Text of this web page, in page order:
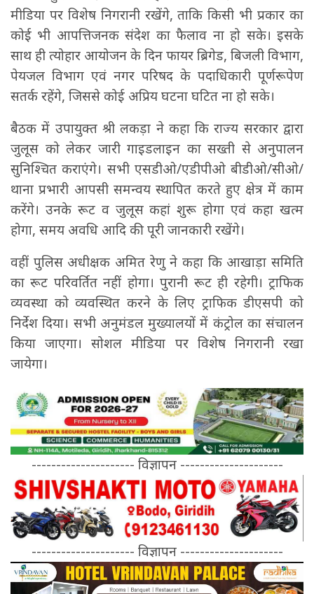
मीडिया पर विशेष निगरानी रखेंगे, ताकि किसी भी प्रकार का
कोई भी आपत्तिजनक संदेश का फैलाव ना हो सके। इसके
साथ ही त्योहार आयोजन के दिन फायर ब्रिगेड, बिजली विभाग,
पेयजल विभाग एवं नगर परिषद के पदाधिकारी पूर्णरूपेण
सतर्क रहेंगे, जिससे कोई अप्रिय घटना घटित ना हो सके।
बैठक में उपायुक्त श्री लकड़ा ने कहा कि राज्य सरकार द्वारा
जुलूस को लेकर जारी गाइडलाइन का सख्ती से अनुपालन
सुनिश्चित कराएंगे। सभी एसडीओ/एडीपीओ बीडीओ/सीओ/
थाना प्रभारी आपसी समन्वय स्थापित करते हुए क्षेत्र में काम
करेंगे। उनके रूट व जुलूस कहां शुरू होगा एवं कहा खत्म
होगा, समय अवधि आदि की पूरी जानकारी रखेंगे।
वहीं पुलिस अधीक्षक अमित रेणु ने कहा कि आखाड़ा समिति
का रूट परिवर्तित नहीं होगा। पुरानी रूट ही रहेगी। ट्राफिक
व्यवस्था को व्यवस्थित करने के लिए ट्राफिक डीएसपी को
निर्देश दिया। सभी अनुमंडल मुख्यालयों में कंट्रोल का संचालन
किया जाएगा। सोशल मीडिया पर विशेष निगरानी रखा
जायेगा।
--------------------- विज्ञापन ---------------------
--------------------- विज्ञापन ---------------------